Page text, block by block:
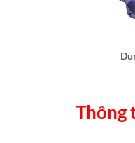
Thông